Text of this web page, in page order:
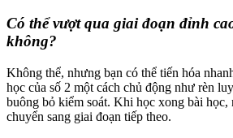
Có thể vượt qua giai đoạn đỉnh
không?
Không thể, nhưng bạn có thể tiến hóa
học của số 2 một cách chủ động như rèn
buông bỏ kiểm soát. Khi học xong bài học,
chuyển sang giai đoạn tiếp theo.